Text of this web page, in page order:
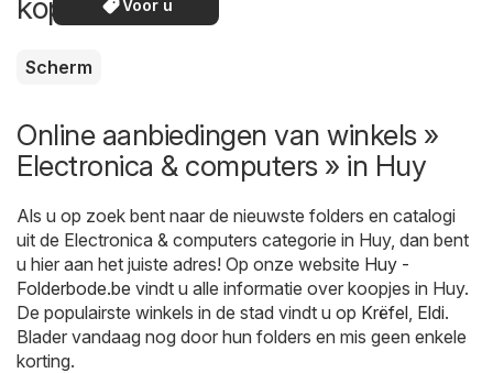
Voor u
Scherm
Online aanbiedingen van winkels »
Electronica & computers » in Huy
Als u op zoek bent naar de nieuwste folders en catalogi
uit de Electronica & computers categorie in Huy, dan bent
u hier aan het juiste adres! Op onze website Huy -
Folderbode.be vindt u alle informatie over koopjes in Huy.
De populairste winkels in de stad vindt u op Krëfel Eldi.
Blader vandaag nog door hun folders en mis geen enkele
korting.